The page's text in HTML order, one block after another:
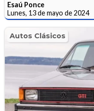
Esaú Ponce
Lunes, 13 de mayo de 2024
Autos Clásicos